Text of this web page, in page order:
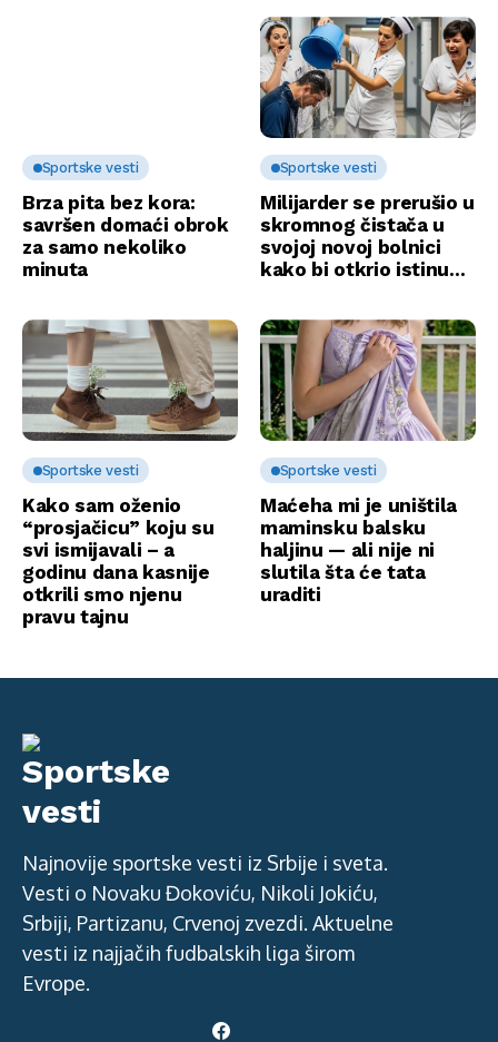
Sportske vesti
Brza pita bez kora:
savršen domaći obrok
za samo nekoliko
minuta
Sportske vesti
Milijarder se prerušio u
skromnog čistača u
svojoj novoj bolnici
kako bi otkrio istinu…
Sportske vesti
Kako sam oženio
“prosjačicu” koju su
svi ismijavali – a
godinu dana kasnije
otkrili smo njenu
pravu tajnu
Sportske vesti
Maćeha mi je uništila
maminsku balsku
haljinu — ali nije ni
slutila šta će tata
uraditi
Najnovije sportske vesti iz Srbije i sveta.
Vesti o Novaku Đokoviću, Nikoli Jokiću,
Srbiji, Partizanu, Crvenoj zvezdi. Aktuelne
vesti iz najjačih fudbalskih liga širom
Evrope.